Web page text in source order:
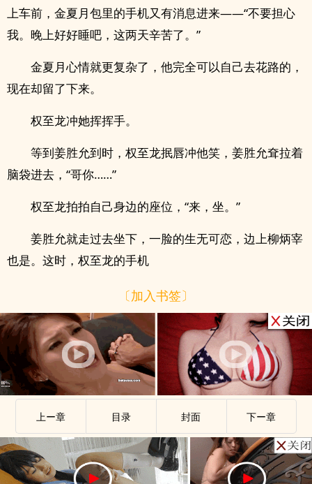
上车前，金夏月包里的手机又有消息进来——“不要担心
我。晚上好好睡吧，这两天辛苦了。”
金夏月心情就更复杂了，他完全可以自己去花路的，
现在却留了下来。
权至龙冲她挥挥手。
等到姜胜允到时，权至龙抿唇冲他笑，姜胜允耷拉着
脑袋进去，“哥你……”
权至龙拍拍自己身边的座位，“来，坐。”
姜胜允就走过去坐下，一脸的生无可恋，边上柳炳宰
也是。这时，权至龙的手机
〔加入书签〕
上ー章 目录 封面 下ー章